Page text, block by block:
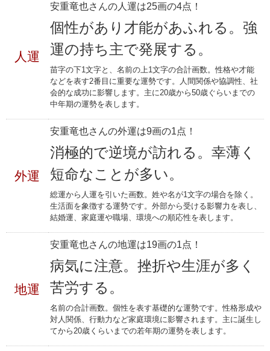
人運
安重竜也さんの人運は25画の4点！
個性があり才能があふれる。強
運の持ち主で発展する。
苗字の下1文字と、名前の上1文字の合計画数。性格や才能
などを表す2番目に重要な運勢です。人間関係や協調性、社
会的な成功に影響します。主に20歳から50歳ぐらいまでの
中年期の運勢を表します。
外運
安重竜也さんの外運は9画の1点！
消極的で逆境が訪れる。幸薄く
短命なことが多い。
総運から人運を引いた画数。姓や名が1文字の場合を除く。
生活面を象徴する運勢です。外部から受ける影響力を表し、
結婚運、家庭運や職場、環境への順応性を表します。
地運
安重竜也さんの地運は19画の1点！
病気に注意。挫折や生涯が多く
苦労する。
名前の合計画数。個性を表す基礎的な運勢です。性格形成や
対人関係、行動力など家庭環境に影響されます。主に誕生し
てから20歳くらいまでの若年期の運勢を表します。